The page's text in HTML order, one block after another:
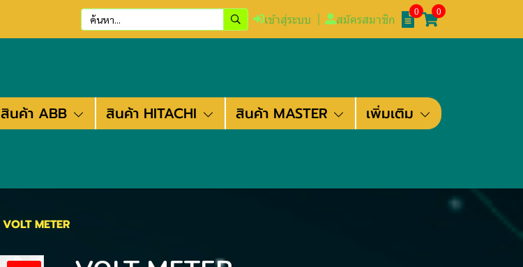
เข้าสู่ระบบ สมัครสมาชิก
0 0
สินค้า ABB สินค้า HITACHI สินค้า MASTER เพิ่มเติม
VOLT METER